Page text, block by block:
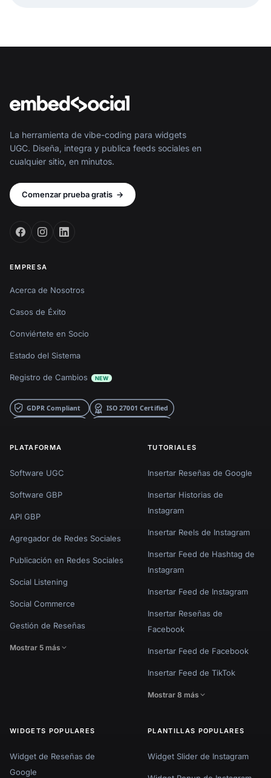
La herramienta de vibe-coding para widgets
UGC. Diseña, integra y publica feeds sociales en
cualquier sitio, en minutos.
Comenzar prueba gratis →
EMPRESA
Acerca de Nosotros
Casos de Éxito
Conviértete en Socio
Estado del Sistema
Registro de Cambios NEW
PLATAFORMA
Software UGC
Software GBP
API GBP
Agregador de Redes Sociales
Publicación en Redes Sociales
Social Listening
Social Commerce
Gestión de Reseñas
Mostrar 5 más
TUTORIALES
Insertar Reseñas de Google
Insertar Historias de
Instagram
Insertar Reels de Instagram
Insertar Feed de Hashtag de
Instagram
Insertar Feed de Instagram
Insertar Reseñas de
Facebook
Insertar Feed de Facebook
Insertar Feed de TikTok
Mostrar 8 más
WIDGETS POPULARES
Widget de Reseñas de
Google
PLANTILLAS POPULARES
Widget Slider de Instagram